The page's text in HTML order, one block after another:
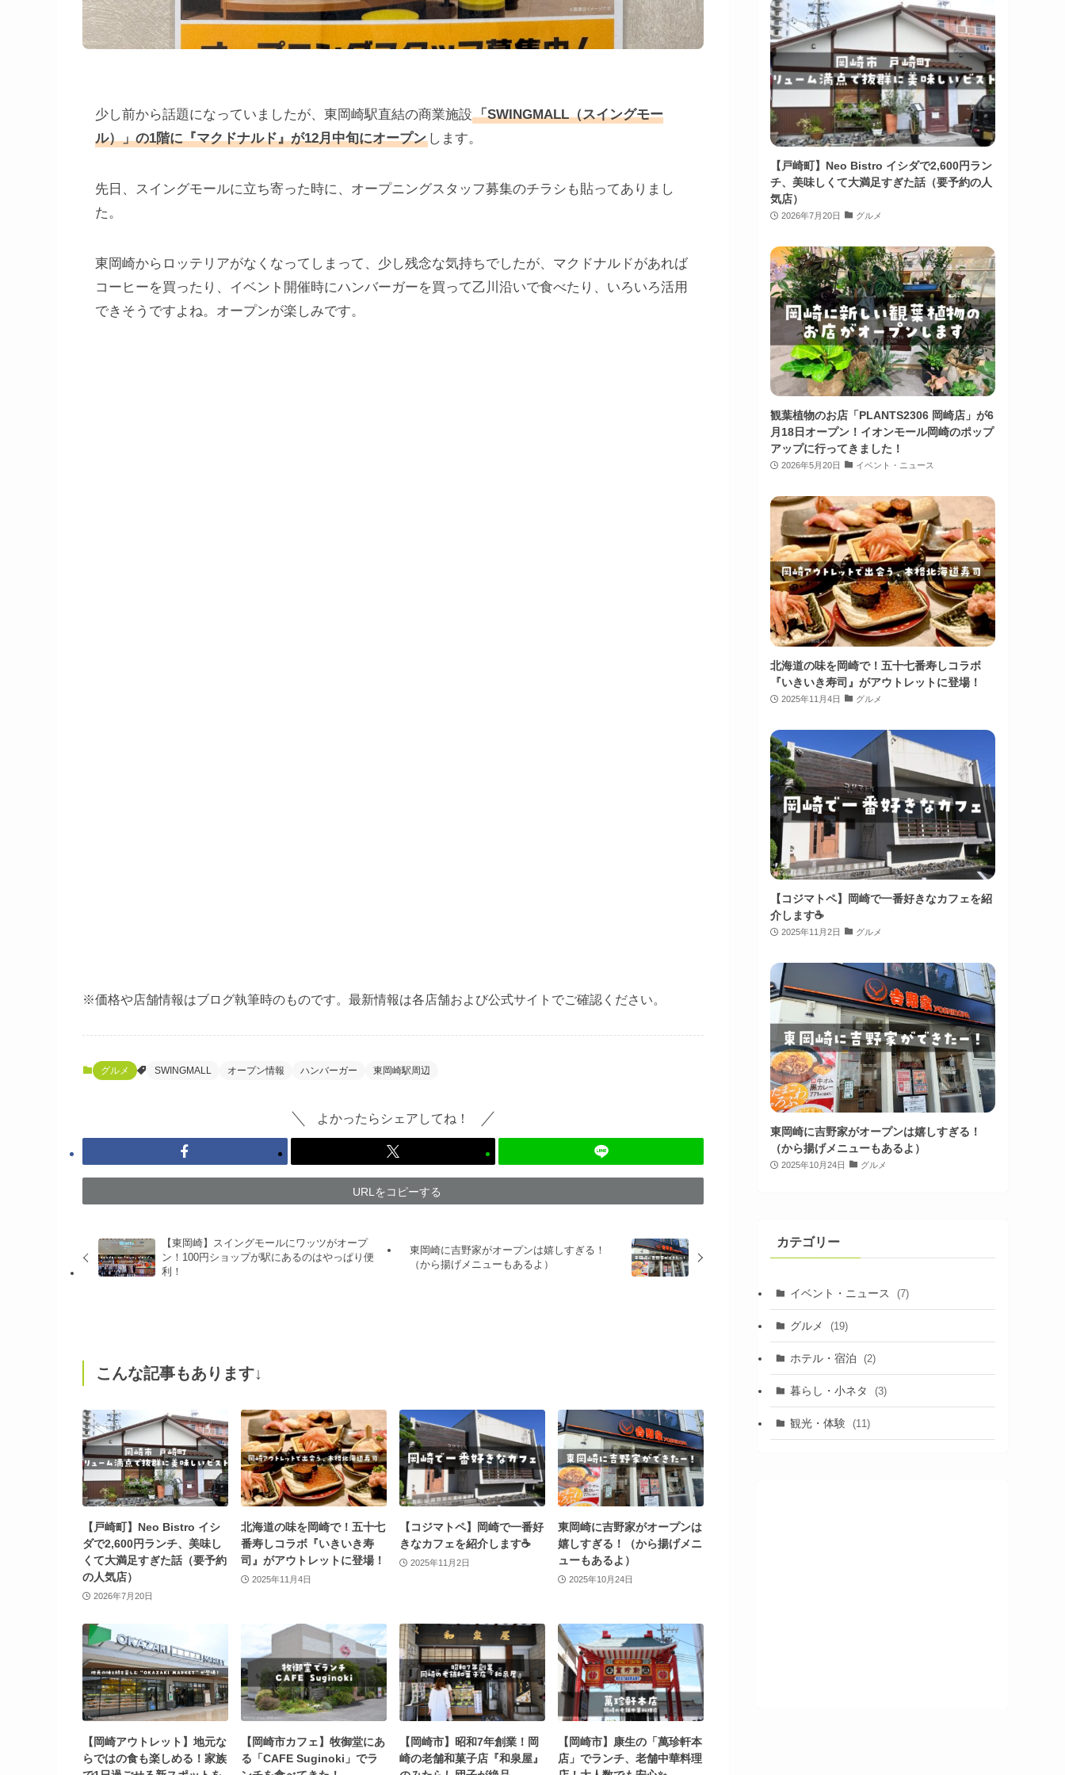
少し前から話題になっていましたが、東岡崎駅直結の商業施設「SWINGMALL（スイングモー
ル）」の1階に『マクドナルド』が12月中旬にオープン します。
先日、スイングモールに立ち寄った時に、オープニングスタッフ募集のチラシも貼ってありまし
た。
東岡崎からロッテリアがなくなってしまって、少し残念な気持ちでしたが、マクドナルドがあれば
コーヒーを買ったり、イベント開催時にハンバーガーを買って乙川沿いで食べたり、いろいろ活用
できそうですよね。オープンが楽しみです。
※価格や店舗情報はブログ執筆時のものです。最新情報は各店舗および公式サイトでご確認ください。
グルメ SWINGMALL オープン情報 ハンバーガー 東岡崎駅周辺
よかったらシェアしてね！
URLをコピーする
【東岡崎】スイングモールにワッツがオープ
ン！100円ショップが駅にあるのはやっぱり便
利！
東岡崎に吉野家がオープンは嬉しすぎる！
（から揚げメニューもあるよ）
こんな記事もあります↓
【戸崎町】Neo Bistro イシ
ダで2,600円ランチ、美味し
くて大満足すぎた話（要予約
の人気店）
2026年7月20日
北海道の味を岡崎で！五十七
番寿しコラボ『いきいき寿
司』がアウトレットに登場！
2025年11月4日
【コジマトペ】岡崎で一番好
きなカフェを紹介します☕️
2025年11月2日
東岡崎に吉野家がオープンは
嬉しすぎる！（から揚げメニ
ューもあるよ）
2025年10月24日
【岡崎アウトレット】地元な
らではの食も楽しめる！家族
【岡崎市カフェ】牧御堂にあ
る「CAFE Suginoki」でラ
【岡崎市】昭和7年創業！岡
崎の老舗和菓子店『和泉屋』
【岡崎市】康生の「萬珍軒本
店」でランチ、老舗中華料理
【戸崎町】Neo Bistro イシダで2,600円ラン
チ、美味しくて大満足すぎた話（要予約の人
気店）
2026年7月20日 グルメ
観葉植物のお店「PLANTS2306 岡崎店」が6
月18日オープン！イオンモール岡崎のポップ
アップに行ってきました！
2026年5月20日 イベント・ニュース
北海道の味を岡崎で！五十七番寿しコラボ
『いきいき寿司』がアウトレットに登場！
2025年11月4日 グルメ
【コジマトペ】岡崎で一番好きなカフェを紹
介します☕️
2025年11月2日 グルメ
東岡崎に吉野家がオープンは嬉しすぎる！
（から揚げメニューもあるよ）
2025年10月24日 グルメ
カテゴリー
イベント・ニュース (7)
グルメ (19)
ホテル・宿泊 (2)
暮らし・小ネタ (3)
観光・体験 (11)